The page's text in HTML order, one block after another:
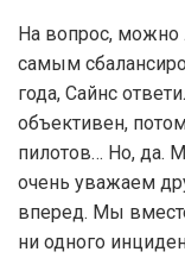
На вопрос, можно
самым
года, Сайнс
объективен,
пилотов… Но, да.
очень уважаем
вперед. Мы
ни одного